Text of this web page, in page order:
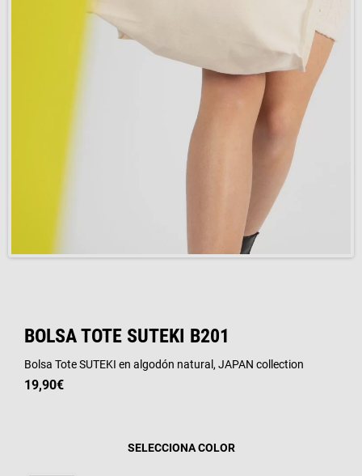
BOLSA TOTE SUTEKI B201
Bolsa Tote SUTEKI en algodón natural, JAPAN collection
19,90€
COLOR